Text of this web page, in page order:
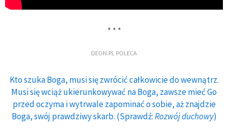
* * *
DEON.PL POLECA
Kto szuka Boga, musi się zwrócić całkowicie do wewnątrz.
Musi się wciąż ukierunkowywać na Boga, zawsze mieć Go
przed oczyma i wytrwale zapominać o sobie, aż znajdzie
Boga, swój prawdziwy skarb. (Sprawdź:Rozwój duchowy)